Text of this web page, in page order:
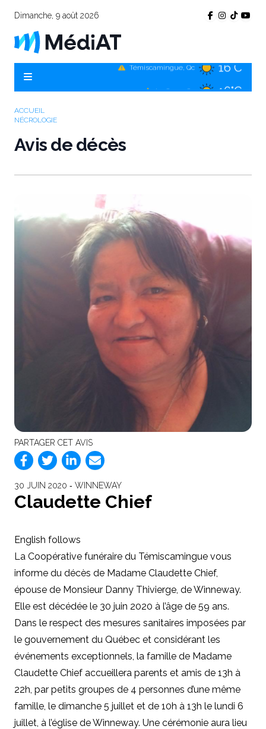
Dimanche, 9 août 2026
ACCUEIL
NÉCROLOGIE
Avis de décès
PARTAGER CET AVIS
30 JUIN 2020 ‐ WINNEWAY
Claudette Chief
English follows
La Coopérative funéraire du Témiscamingue vous
informe du décès de Madame Claudette Chief,
épouse de Monsieur Danny Thivierge, de Winneway.
Elle est décédée le 30 juin 2020 à l’âge de 59 ans.
Dans le respect des mesures sanitaires imposées par
le gouvernement du Québec et considérant les
événements exceptionnels, la famille de Madame
Claudette Chief accueillera parents et amis de 13h à
22h, par petits groupes de 4 personnes d’une même
famille, le dimanche 5 juillet et de 10h à 13h le lundi 6
juillet, à l’église de Winneway. Une cérémonie aura lieu